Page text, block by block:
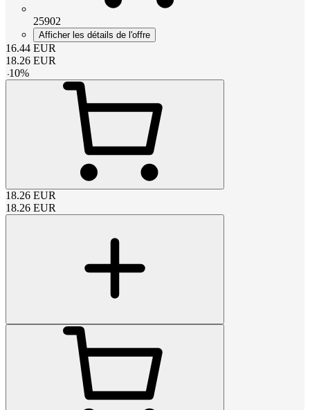
25902
Afficher les détails de l'offre
16.44 EUR
18.26 EUR
-10%
18.26 EUR
18.26 EUR